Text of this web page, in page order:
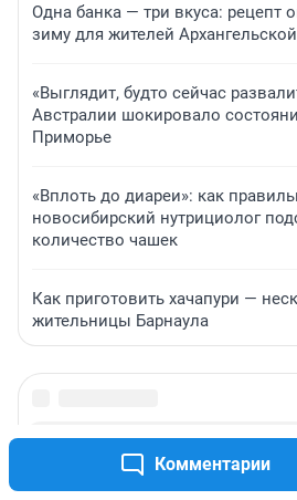
Комментарии
Одна банка — три вкуса: рецепт
зиму для жителей
«Выглядит, будто сейчас
Австралии шокировало
Приморье
«Вплоть до диареи»: как
новосибирский нутрициолог
количество чашек
Как приготовить хачапури —
жительницы Барнаула